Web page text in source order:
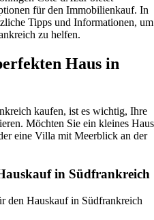
für den Immobilienkauf. In
Tipps und Informationen, um
zu helfen.
Haus in
kaufen, ist es wichtig, Ihre
Möchten Sie ein kleines Haus
eine Villa mit Meerblick an der
in Südfrankreich
den Hauskauf in Südfrankreich